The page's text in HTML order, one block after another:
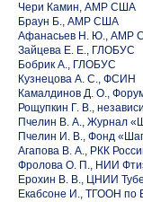
Чери Камин, АМР США
Браун Б., АМР США
Афанасьев Н. Ю., АМР
Зайцева Е. Е., ГЛОБУС
Бобрик А., ГЛОБУС
Кузнецова А. С., ФСИН
Камалдинов Д. О.,
Рощупкин Г. В.,
Пчелин В. А., Журнал
Пчелин И. В., Фонд
Агапова В. А., РКК
Фролова О. П., НИИ
Ерохин В. В., ЦНИИ
Екабсоне И., ТГООН